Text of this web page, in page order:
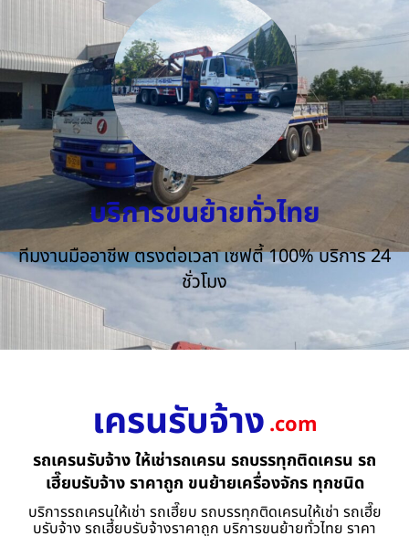
บริการขนย้ายทั่วไทย
ทีมงานมืออาชีพ ตรงต่อเวลา เซฟตี้ 100% บริการ 24
ชั่วโมง
เครนรับจ้าง .com
รถเครนรับจ้าง ให้เช่ารถเครน รถบรรทุกติดเครน รถ
เฮี๊ยบรับจ้าง ราคาถูก ขนย้ายเครื่องจักร ทุกชนิด
บริการรถเครนให้เช่า รถเฮี๊ยบ รถบรรทุกติดเครนให้เช่า รถเฮี๊ย
บรับจ้าง รถเฮี้ยบรับจ้างราคาถูก บริการขนย้ายทั่วไทย ราคา